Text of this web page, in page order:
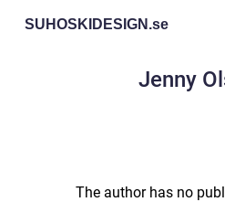
SUHOSKIDESIGN.se
Jenny
The author has no